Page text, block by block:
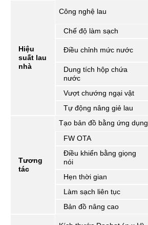
Hiệu
suất lau
nhà
Công nghệ lau
Chế độ làm sạch
Điều chỉnh mức nước
Dung tích hộp chứa
nước
Vượt chướng ngại vật
Tự động nâng giẻ lau
Tương
tác
Tạo bản đồ bằng ứng dụng
FW OTA
Điều khiển bằng giọng
nói
Hẹn thời gian
Làm sạch liên tục
Bản đồ nâng cao